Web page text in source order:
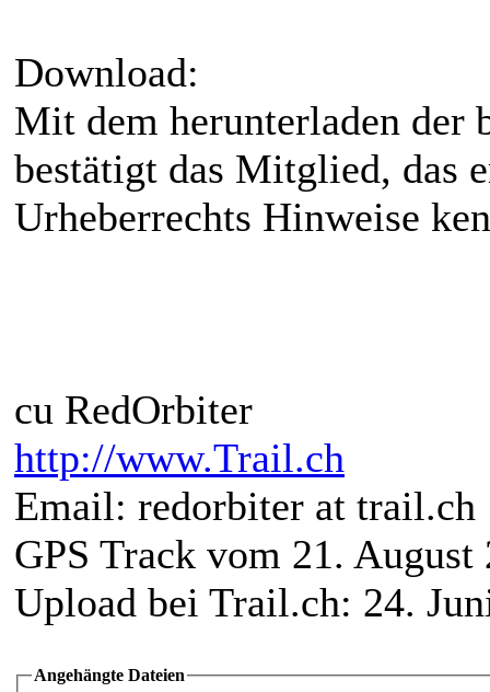
Download:
Mit dem herunterladen der
bestätigt das Mitglied, das
Urheberrechts Hinweise
cu RedOrbiter
http://www.Trail.ch
Email: redorbiter at trail.ch
GPS Track vom 21. August
Upload bei Trail.ch: 24.
Angehängte Dateien